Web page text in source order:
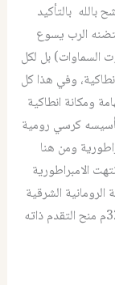
بالتأكيد
الرب يسوع
السماوات) بل لكل
وفي هذا كل
ومكانة انطاكية
كرسي رومية
ومن هنا
الامبراطورية
الرومانية الشرقية
او الرومية وصارت القسطنطينية عاصمتها عام 320م منح التقدم ذاته